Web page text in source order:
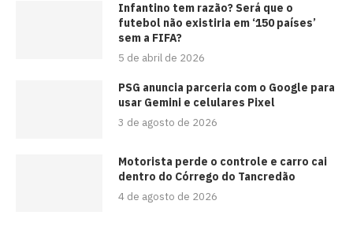
⁠Infantino tem razão? Será que o
futebol não existiria em ‘150 países’
sem a FIFA?
5 de abril de 2026
PSG anuncia parceria com o Google para
usar Gemini e celulares Pixel
3 de agosto de 2026
Motorista perde o controle e carro cai
dentro do Córrego do Tancredão
4 de agosto de 2026